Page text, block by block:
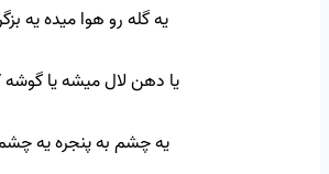
یه گله رو هوا میده یه
یا دهن لال میشه یا گوشه
یه چشم به پنجره یه